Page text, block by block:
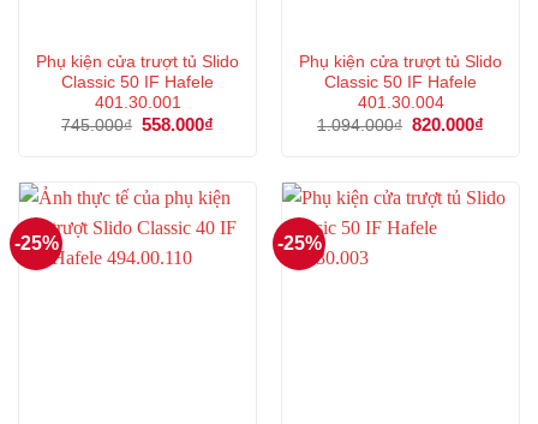
Phụ kiện cửa trượt tủ Slido
Classic 50 IF Hafele
401.30.001
745.000₫ Giá
558.000₫
558.000₫.
Phụ kiện cửa trượt tủ Slido
Classic 50 IF Hafele
401.30.004
1.094.000₫ Giá
820.000₫
-25% -25%